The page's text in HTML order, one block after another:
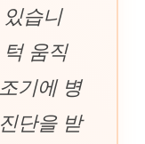
습니
움직
기에 병
단을 받